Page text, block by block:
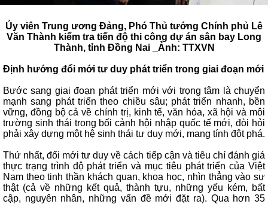
Ủy viên Trung ương Đảng, Phó Thủ tướng Chính phủ Lê
Văn Thành kiểm tra tiến độ thi công dự án sân bay Long
Thành, tỉnh Đồng Nai _Ảnh: TTXVN
Định hướng đổi mới tư duy phát triển trong giai đoạn mới
Bước sang giai đoạn phát triển mới với trọng tâm là chuyển
mạnh sang phát triển theo chiều sâu; phát triển nhanh, bền
vững, đồng bộ cả về chính trị, kinh tế, văn hóa, xã hội và môi
trường sinh thái trong bối cảnh hội nhập quốc tế mới, đòi hỏi
phải xây dựng một hệ sinh thái tư duy mới, mang tính đột phá.
Thứ nhất, đổi mới tư duy về cách tiếp cận và tiêu chí đánh giá
thực trạng trình độ phát triển và mục tiêu phát triển của Việt
Nam theo tinh thần khách quan, khoa học, nhìn thẳng vào sự
thật (cả về những kết quả, thành tựu, những yếu kém, bất
cập, nguyên nhân, những vấn đề mới đặt ra). Qua hơn 35